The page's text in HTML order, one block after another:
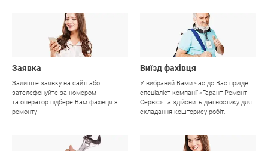
Заявка
Залиште заявку на сайті або
зателефонуйте за номером
та оператор підбере Вам фахівця з
ремонту
Виїзд фахівця
У вибраний Вами час до Вас приїде
спеціаліст компанії «Гарант Ремонт
Сервіс» та здійснить діагностику для
складання кошторису робіт.